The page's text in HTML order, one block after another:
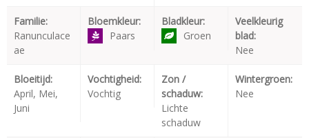
Familie:
Ranunculace
ae
Bloemkleur:
Paars
Bladkleur:
Groen
Veelkleurig
blad:
Nee
Bloeitijd:
April, Mei,
Juni
Vochtigheid:
Vochtig
Zon /
schaduw:
Lichte
schaduw
Wintergroen:
Nee